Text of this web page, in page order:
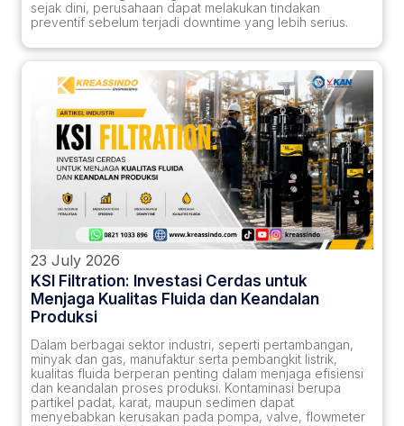
sejak dini, perusahaan dapat melakukan tindakan
preventif sebelum terjadi downtime yang lebih serius.
23 July 2026
KSI Filtration: Investasi Cerdas untuk
Menjaga Kualitas Fluida dan Keandalan
Produksi
Dalam berbagai sektor industri, seperti pertambangan,
minyak dan gas, manufaktur serta pembangkit listrik,
kualitas fluida berperan penting dalam menjaga efisiensi
dan keandalan proses produksi. Kontaminasi berupa
partikel padat, karat, maupun sedimen dapat
menyebabkan kerusakan pada pompa, valve, flowmeter